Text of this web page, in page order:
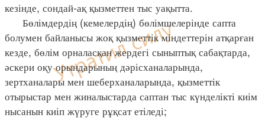
кезінде, сондай-ақ қызметтен тыс уақытта.
Бөлімдердің (кемелердің) бөлімшелерінде сапта
болумен байланысы жоқ қызметтік міндеттерін атқарған
кезде, бөлім орналасқан жердегі сыныптық сабақтарда,
әскери оқу орындарының дәрісханаларында,
зертханалары мен шеберханаларында, қызметтік
отырыстар мен жиналыстарда саптан тыс күнделікті киім
нысанын киіп жүруге рұқсат етіледі;